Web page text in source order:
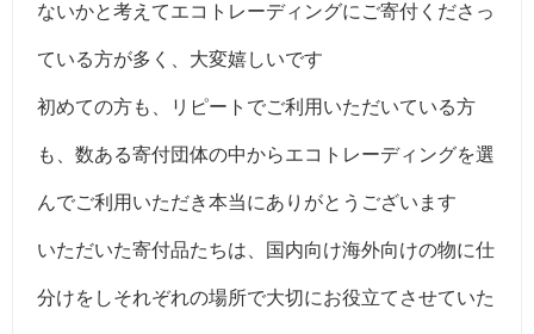
ないかと考えてエコトレーディングにご寄付くださっ
ている方が多く、大変嬉しいです
初めての方も、リピートでご利用いただいている方
も、数ある寄付団体の中からエコトレーディングを選
んでご利用いただき本当にありがとうございます
いただいた寄付品たちは、国内向け海外向けの物に仕
分けをしそれぞれの場所で大切にお役立てさせていた